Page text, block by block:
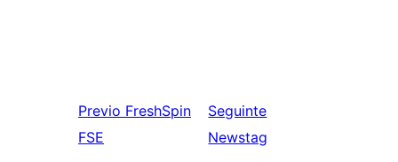
Previo FreshSpin
FSE
Seguinte
Newstag